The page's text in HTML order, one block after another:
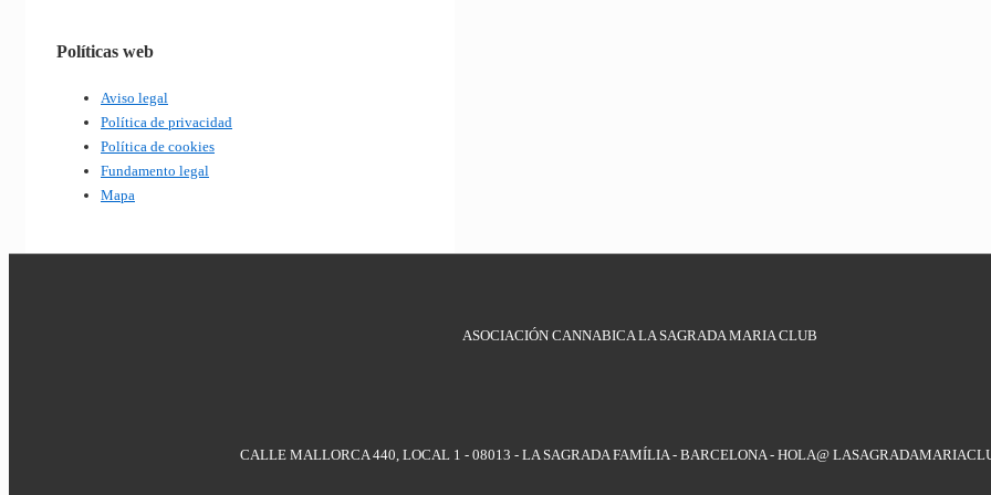
Políticas web
Aviso legal
Política de privacidad
Política de cookies
Fundamento legal
Mapa
ASOCIACIÓN CANNABICA LA SAGRADA MARIA CLUB
CALLE MALLORCA 440, LOCAL 1 - 08013 - LA SAGRADA FAMÍLIA - BARCELONA - HOLA@